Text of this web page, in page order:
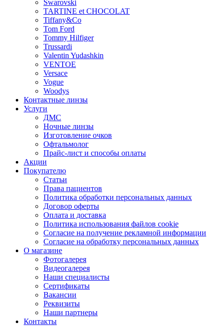
Swarovski
TARTINE et CHOCOLAT
Tiffany&Co
Tom Ford
Tommy Hilfiger
Trussardi
Valentin Yudashkin
VENTOE
Versace
Vogue
Woodys
Контактные линзы
Услуги
ДМС
Ночные линзы
Изготовление очков
Офтальмолог
Прайс-лист и способы оплаты
Акции
Покупателю
Статьи
Права пациентов
Политика обработки персональных данных
Договор оферты
Оплата и доставка
Политика использования файлов cookie
Согласие на получение рекламной информации
Согласие на обработку персональных данных
О магазине
Фотогалерея
Видеогалерея
Наши специалисты
Сертификаты
Вакансии
Реквизиты
Наши партнеры
Контакты